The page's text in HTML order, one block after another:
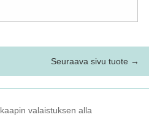
Seuraava sivu tuote →
kaapin valaistuksen alla